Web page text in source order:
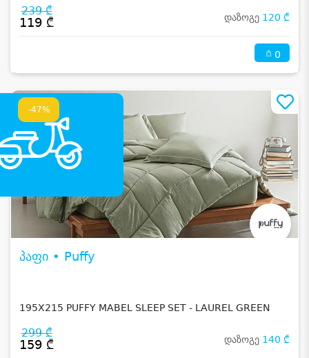
239 ₾
119 ₾ დაზოგე 120 ₾
0
-47%
პაფი • Puffy
195X215 PUFFY MABEL SLEEP SET - LAUREL GREEN
299 ₾
159 ₾ დაზოგე 140 ₾